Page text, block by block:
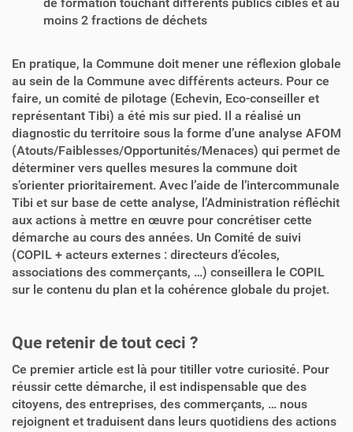
moins 2 fractions de déchets
En pratique, la Commune doit mener une réflexion globale
au sein de la Commune avec différents acteurs. Pour ce
faire, un comité de pilotage (Echevin, Eco-conseiller et
représentant Tibi) a été mis sur pied. Il a réalisé un
diagnostic du territoire sous la forme d’une analyse AFOM
(Atouts/Faiblesses/Opportunités/Menaces) qui permet de
déterminer vers quelles mesures la commune doit
s’orienter prioritairement. Avec l’aide de l’intercommunale
Tibi et sur base de cette analyse, l’Administration réfléchit
aux actions à mettre en œuvre pour concrétiser cette
démarche au cours des années. Un Comité de suivi
(COPIL + acteurs externes : directeurs d’écoles,
associations des commerçants, …) conseillera le COPIL
sur le contenu du plan et la cohérence globale du projet.
Que retenir de tout ceci ?
Ce premier article est là pour titiller votre curiosité. Pour
réussir cette démarche, il est indispensable que des
citoyens, des entreprises, des commerçants, … nous
rejoignent et traduisent dans leurs quotidiens des actions